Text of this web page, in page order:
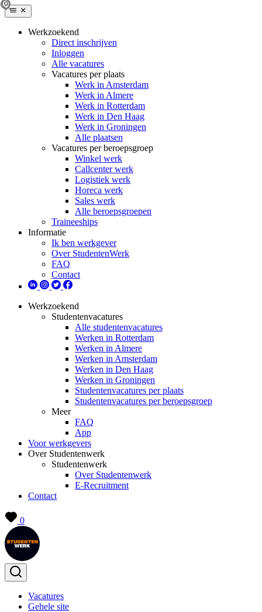
Werkzoekend
Direct inschrijven
Inloggen
Alle vacatures
Vacatures per plaats
Werk in Amsterdam
Werk in Almere
Werk in Rotterdam
Werk in Den Haag
Werk in Groningen
Alle plaatsen
Vacatures per beroepsgroep
Winkel werk
Callcenter werk
Logistiek werk
Horeca werk
Sales werk
Alle beroepsgroepen
Traineeships
Informatie
Ik ben werkgever
Over StudentenWerk
FAQ
Contact
Werkzoekend
Studentenvacatures
Alle studentenvacatures
Werken in Rotterdam
Werken in Almere
Werken in Amsterdam
Werken in Den Haag
Werken in Groningen
Studentenvacatures per plaats
Studentenvacatures per beroepsgroep
Meer
FAQ
App
Voor werkgevers
Over Studentenwerk
Studentenwerk
Over Studentenwerk
E-Recruitment
Contact
0
Vacatures
Gehele site